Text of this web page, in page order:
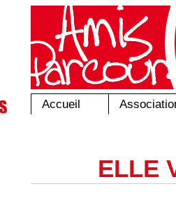
Accueil
ELLE